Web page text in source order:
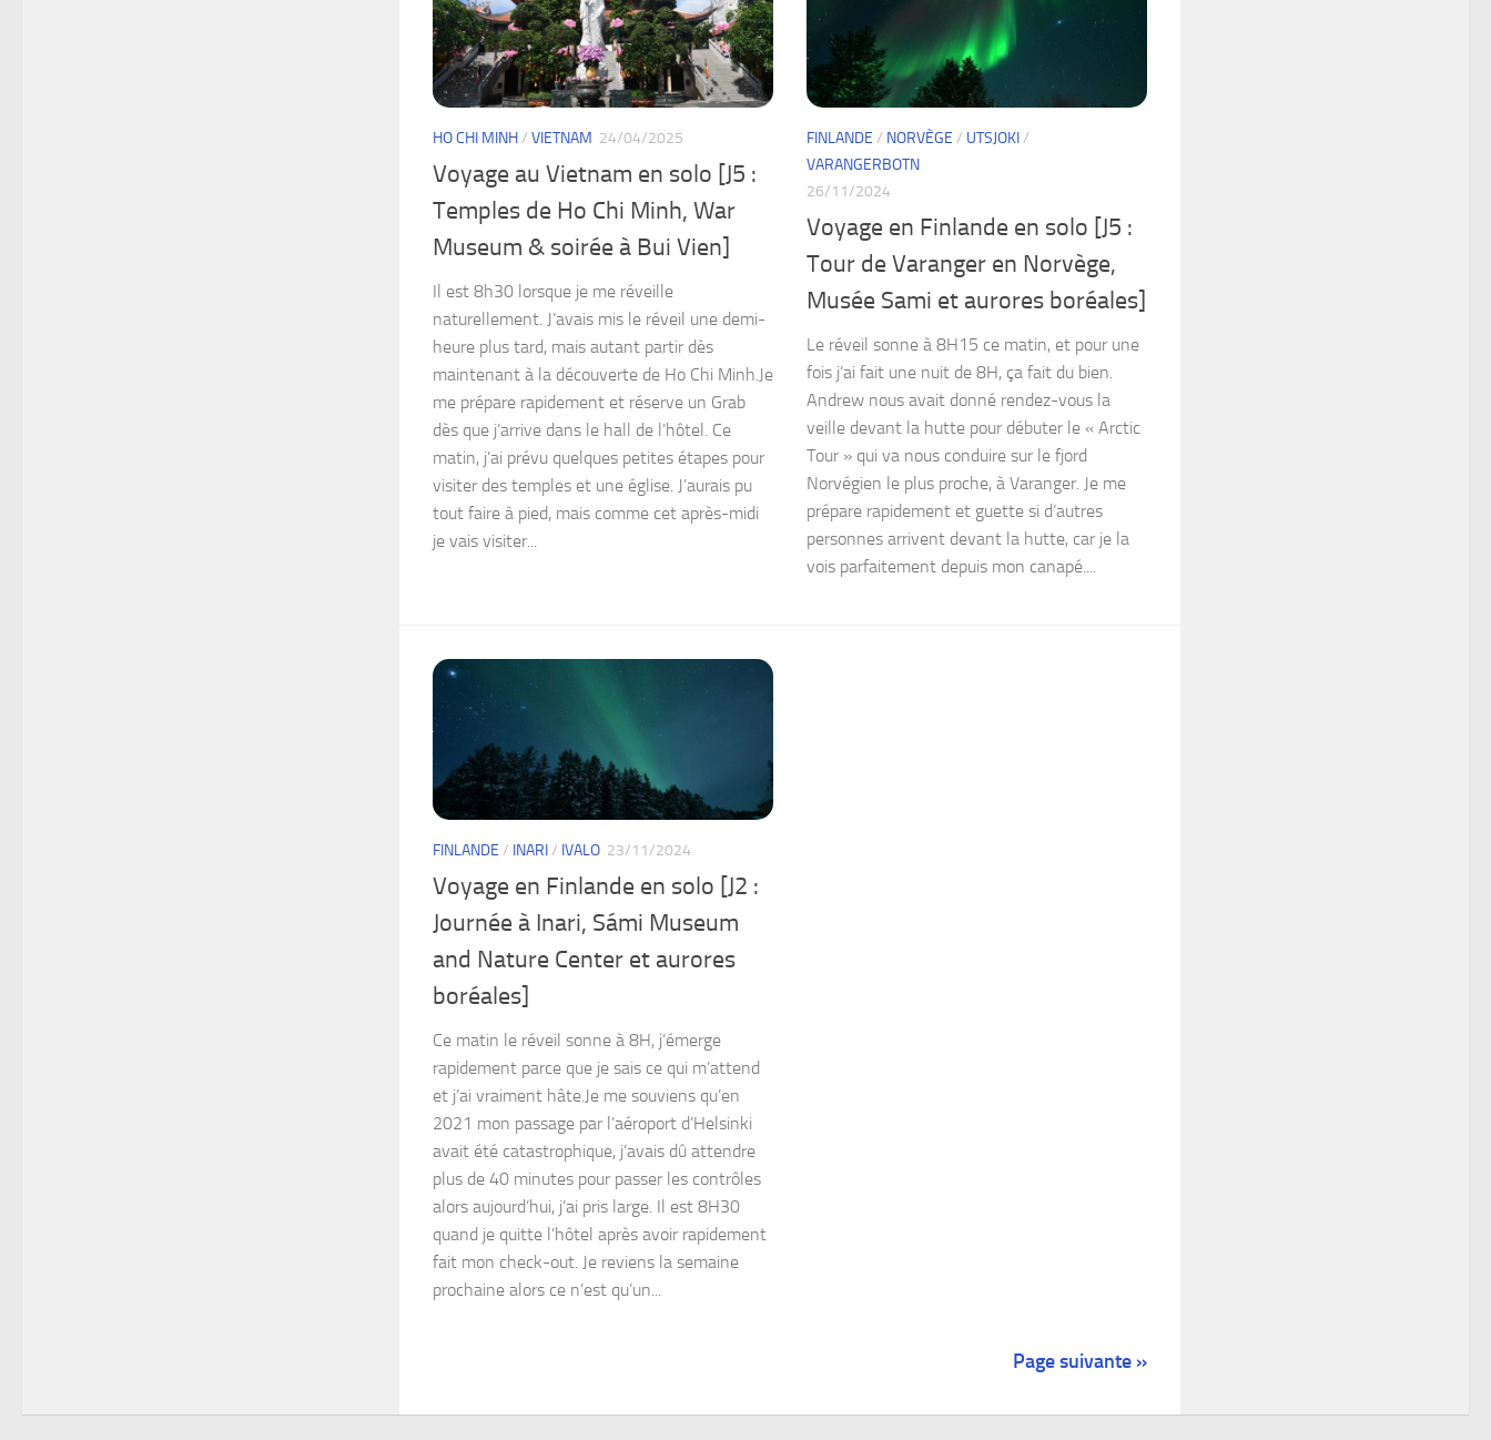
HO CHI MINH/ VIETNAM 24/04/2025
Voyage au Vietnam en solo [J5 :
Temples de Ho Chi Minh, War
Museum & soirée à Bui Vien]
Il est 8h30 lorsque je me réveille
naturellement. J’avais mis le réveil une demi-
heure plus tard, mais autant partir dès
maintenant à la découverte de Ho Chi Minh.Je
me prépare rapidement et réserve un Grab
dès que j’arrive dans le hall de l’hôtel. Ce
matin, j’ai prévu quelques petites étapes pour
visiter des temples et une église. J’aurais pu
tout faire à pied, mais comme cet après-midi
je vais visiter...
FINLANDE / NORVÈGE / UTSJOKI/
VARANGERBOTN
26/11/2024
Voyage en Finlande en solo [J5 :
Tour de Varanger en Norvège,
Musée Sami et aurores boréales]
Le réveil sonne à 8H15 ce matin, et pour une
fois j’ai fait une nuit de 8H, ça fait du bien.
Andrew nous avait donné rendez-vous la
veille devant la hutte pour débuter le « Arctic
Tour » qui va nous conduire sur le fjord
Norvégien le plus proche, à Varanger. Je me
prépare rapidement et guette si d’autres
personnes arrivent devant la hutte, car je la
vois parfaitement depuis mon canapé....
FINLANDE / INARI/ IVALO 23/11/2024
Voyage en Finlande en solo [J2 :
Journée à Inari, Sámi Museum
and Nature Center et aurores
boréales]
Ce matin le réveil sonne à 8H, j’émerge
rapidement parce que je sais ce qui m’attend
et j’ai vraiment hâte.Je me souviens qu’en
2021 mon passage par l’aéroport d’Helsinki
avait été catastrophique, j’avais dû attendre
plus de 40 minutes pour passer les contrôles
alors aujourd’hui, j’ai pris large. Il est 8H30
quand je quitte l’hôtel après avoir rapidement
fait mon check-out. Je reviens la semaine
prochaine alors ce n’est qu’un...
Page suivante »